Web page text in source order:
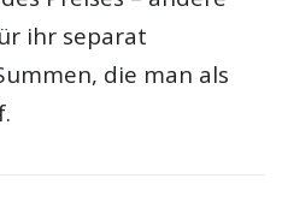
ihr separat
die man als